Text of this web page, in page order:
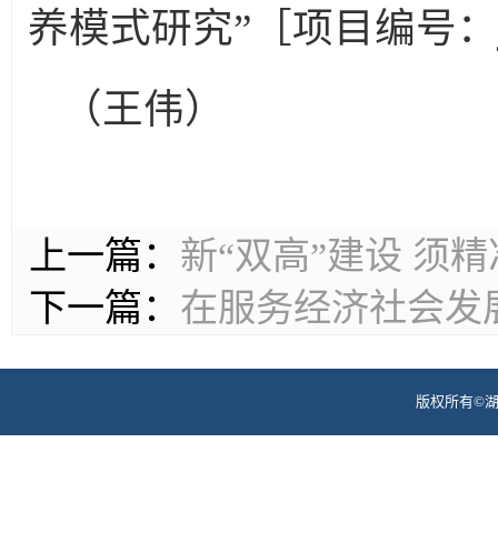
养模式研究”［项目编号
（王伟）
上一篇： 新“双高”建设 须
下一篇： 在服务经济社会发
版权所有©